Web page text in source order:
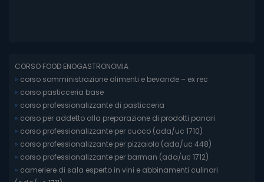
CORSO FOOD ENOGASTRONOMIA
» corso somministrazione alimenti e bevande – ex rec
» corso pasticceria base
» corso professionalizzante di pasticceria
» corso per addetto alla preparazione di prodotti panari
» corso professionalizzante per cuoco (ada/uc 1710)
» corso professionalizzante per pizzaiolo (ada/uc 448)
» corso professionalizzante per barman (ada/uc 1712)
» cameriere di sala esperto in vini e abbinamenti culinari